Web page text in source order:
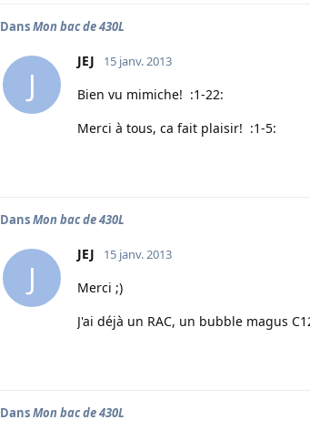
DansMon bac de 430L
J
JEJ 15 janv. 2013
Bien vu mimiche! :1-22:
Merci à tous, ca fait plaisir! :1-5:
DansMon bac de 430L
J
JEJ 15 janv. 2013
Merci ;)
J'ai déjà un RAC, un bubble magus
DansMon bac de 430L